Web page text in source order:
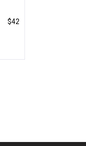
$42